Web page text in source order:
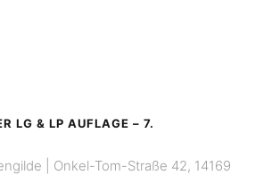
LG & LP AUFLAGE – 7.
| Onkel-Tom-Straße 42, 14169